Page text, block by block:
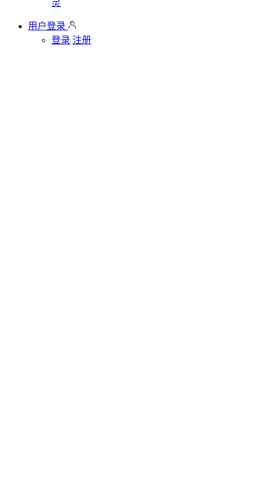
灵
用户登录
登录 注册